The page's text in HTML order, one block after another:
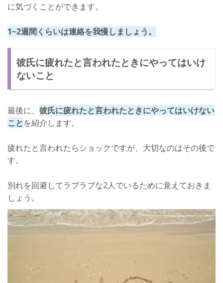
に気づくことができます。
1~2週間くらいは連絡を我慢しましょう。
彼氏に疲れたと言われたときにやってはいけ
ないこと
最後に、 彼氏に疲れたと言われたときにやってはいけない
ことを紹介します。
疲れたと言われたらショックですが、大切なのはその後で
す。
別れを回避してラブラブな2人でいるために覚えておきま
しょう。